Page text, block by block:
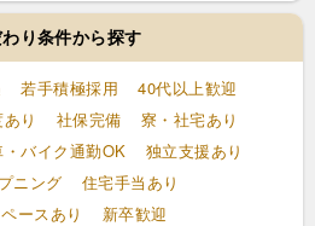
り条件から探す
若手積極採用
40代以上歓迎
り 社保完備
寮・社宅あり
・バイク通勤OK
独立支援あり
ニング
住宅手当あり
ースあり 新卒歓迎